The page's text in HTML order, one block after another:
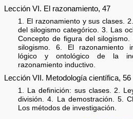
Lección VI. El razonamiento, 47
1. El razonamiento y sus clases.
del silogismo categórico. 3. Las
Concepto de figura del
silogismo. 6. El razonamiento
lógico y ontológico de la
razonamiento inductivo.
Lección VII. Metodología científica, 56
1. La definición: sus clases. 2.
división. 4. La demostración. 5.
Los métodos de investigación.